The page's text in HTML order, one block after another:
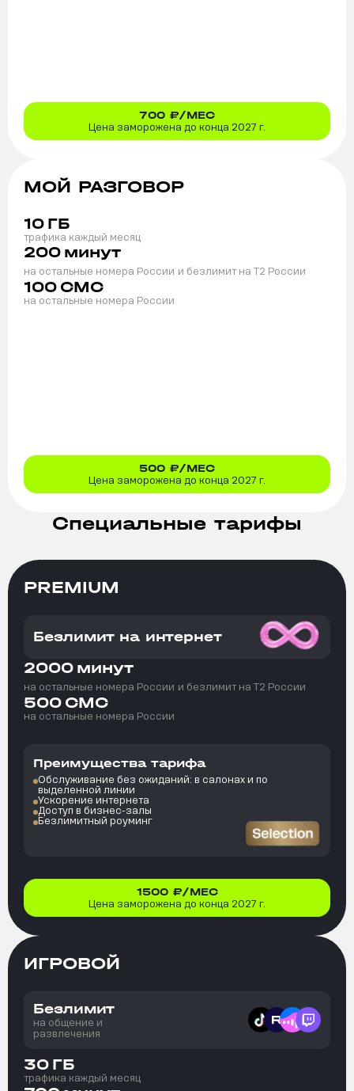
700 ₽/МЕС
Цена заморожена до конца 2027 г.
МОЙ РАЗГОВОР
10 ГБ
трафика каждый месяц
200 минут
на остальные номера России и безлимит на T2 России
100 СМС
на остальные номера России
500 ₽/МЕС
Цена заморожена до конца 2027 г.
Специальные тарифы
PREMIUM
Безлимит на интернет
2000 минут
на остальные номера России и безлимит на T2 России
500 СМС
на остальные номера России
Преимущества тарифа
Обслуживание без ожиданий: в салонах и по
выделенной линии
Ускорение интернета
Доступ в бизнес-залы
Безлимитный роуминг
1500 ₽/МЕС
Цена заморожена до конца 2027 г.
ИГРОВОЙ
Безлимит
на общение и
развлечения
30 ГБ
трафика каждый месяц